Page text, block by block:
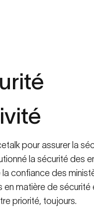
pour assurer la
la sécurité des
confiance des
matière de
priorité, toujours.